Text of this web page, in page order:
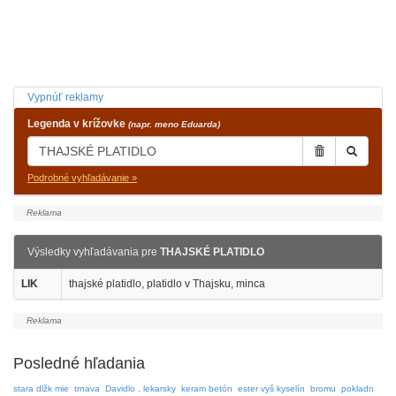
Vypnúť reklamy
Legenda v krížovke (napr. meno Eduarda)
Podrobné vyhľadávanie »
Výsledky vyhľadávania pre THAJSKÉ PLATIDLO
LIK thajské platidlo, platidlo v Thajsku, minca
Posledné hľadania
stara dlžk mie trnava Davidlo , lekarsky keram betón ester vyš kyselín bromu pokladn